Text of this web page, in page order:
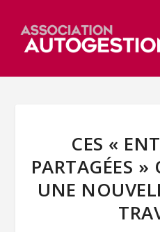
CES «
PARTAGÉES »
UNE